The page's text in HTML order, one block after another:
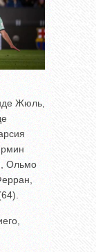
Жюль,
Ольмо